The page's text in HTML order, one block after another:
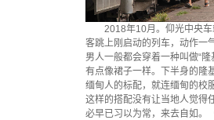
2018年10月。仰光中央
客跳上刚启动的列车，动作一
男人一般都会穿着一种叫做“隆
有点像裙子一样。下半身的隆
缅甸人的标配，就连缅甸的校
这样的搭配没有让当地人觉得
必早已习以为常，来去自如。